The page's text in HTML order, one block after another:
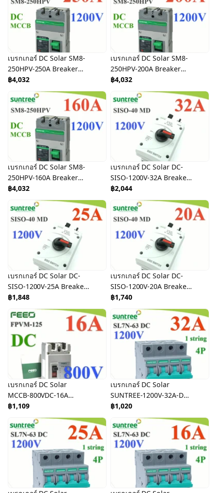
เบรกเกอร์ DC Solar SM8-
250HPV-250A Breaker
Solar DC
฿4,032
เบรกเกอร์ DC Solar SM8-
250HPV-200A Breaker
Solar DC
฿4,032
เบรกเกอร์ DC Solar SM8-
250HPV-160A Breaker
Solar DC
฿4,032
Sold
Out
เบรกเกอร์ DC Solar DC-
SISO-1200V-32A Breaker
Solar DC
฿2,044
เบรกเกอร์ DC Solar DC-
SISO-1200V-25A Breaker
Solar DC
฿1,848
เบรกเกอร์ DC Solar DC-
SISO-1200V-20A Breaker
Solar DC
฿1,740
เบรกเกอร์ DC Solar
MCCB-800VDC-16A
Breaker Solar DC
฿1,109
เบรกเกอร์ DC Solar
SUNTREE-1200V-32A-DC
Breaker Solar DC
฿1,020